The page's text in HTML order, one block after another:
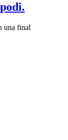
una final